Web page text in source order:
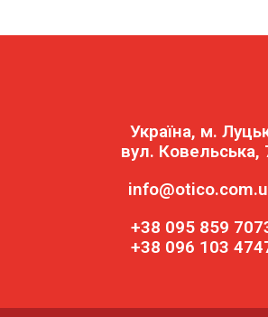
Україна, м.
вул. Ковельська,
+38 095 859
+38 096 103